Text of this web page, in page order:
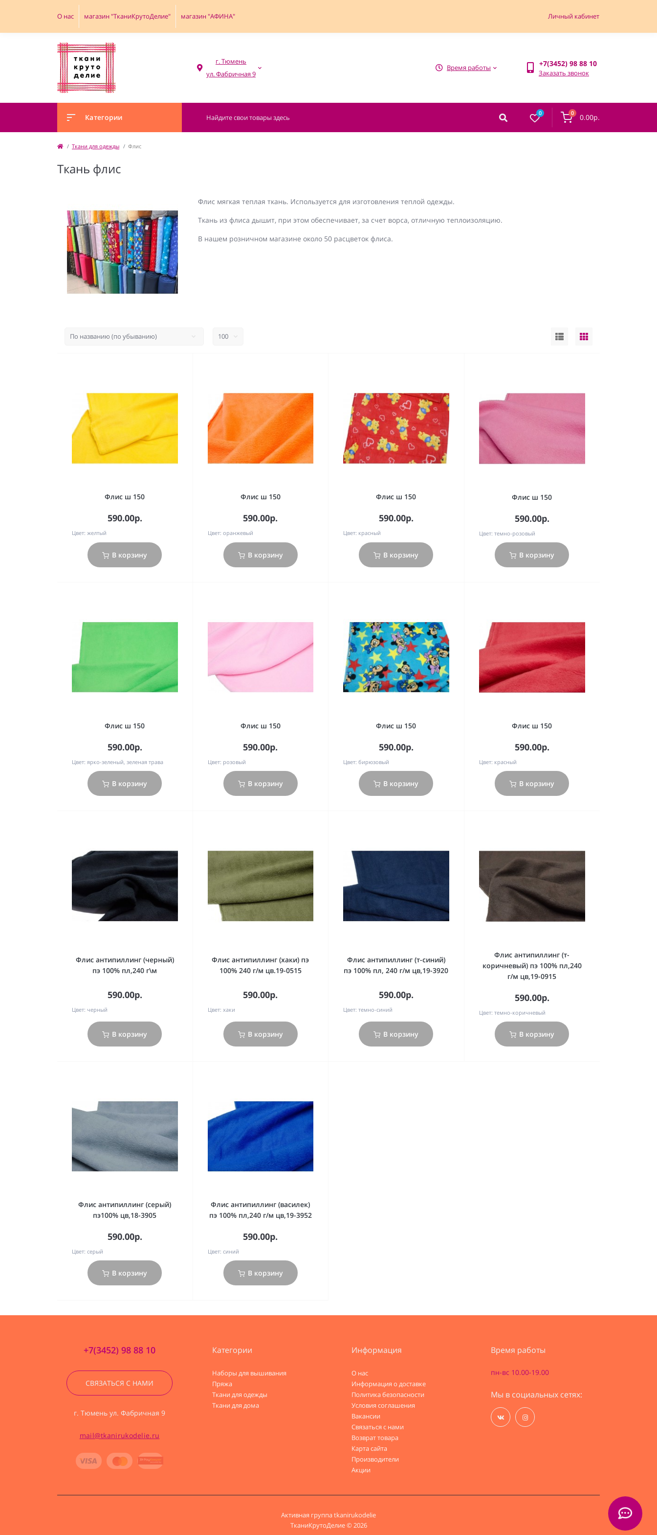
О нас магазин "ТканиКрутоДелие" магазин "АФИНА" Личный кабинет
г. Тюмень
Время работы +7(3452) 98 88 10
Заказать звонок
Категории 0 0 0.00р.
Ткани для одежды Флис
Ткань флис
Флис мягкая теплая ткань. Используется для изготовления теплой одежды.
Ткань из флиса дышит, при этом обеспечивает, за счет ворса, отличную теплоизоляцию.
В нашем розничном магазине около 50 расцветок флиса.
Флис ш 150
590.00р.
Цвет: желтый
В корзину
Флис ш 150
590.00р.
Цвет: оранжевый
В корзину
Флис ш 150
590.00р.
Цвет: красный
В корзину
Флис ш 150
590.00р.
Цвет: темно-розовый
В корзину
Флис ш 150
590.00р.
Цвет: ярко-зеленый, зеленая трава
В корзину
Флис ш 150
590.00р.
Цвет: розовый
В корзину
Флис ш 150
590.00р.
Цвет: бирюзовый
В корзину
Флис ш 150
590.00р.
Цвет: красный
В корзину
Флис антипиллинг (черный)
пэ 100% пл,240 г\м
590.00р.
Цвет: черный
В корзину
Флис антипиллинг (хаки) пэ
100% 240 г/м цв.19-0515
590.00р.
Цвет: хаки
В корзину
Флис антипиллинг (т-синий)
пэ 100% пл, 240 г/м цв,19-3920
590.00р.
Цвет: темно-синий
В корзину
Флис антипиллинг (т-
коричневый) пэ 100% пл,240
г/м цв,19-0915
590.00р.
Цвет: темно-коричневый
В корзину
Флис антипиллинг (серый)
пэ100% цв,18-3905
590.00р.
Цвет: серый
В корзину
Флис антипиллинг (василек)
пэ 100% пл,240 г/м цв,19-3952
590.00р.
Цвет: синий
В корзину
+7(3452) 98 88 10
СВЯЗАТЬСЯ С НАМИ
г. Тюмень ул. Фабричная 9
mail@tkanirukodelie.ru
Категории
Наборы для вышивания
Пряжа
Ткани для одежды
Ткани для дома
Информация
О нас
Информация о доставке
Политика безопасности
Условия соглашения
Вакансии
Связаться с нами
Возврат товара
Карта сайта
Производители
Акции
Время работы
пн-вс 10.00-19.00
Мы в социальных сетях:
Активная группаtkanirukodelie
ТканиКрутоДелие © 2026